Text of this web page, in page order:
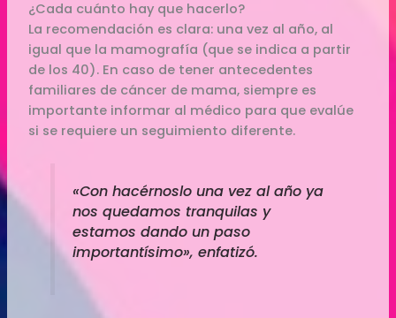
¿Cada cuánto hay que hacerlo?
La recomendación es clara: una vez al año, al
igual que la mamografía (que se indica a partir
de los 40). En caso de tener antecedentes
familiares de cáncer de mama, siempre es
importante informar al médico para que evalúe
si se requiere un seguimiento diferente.
«Con hacérnoslo una vez al año ya
nos quedamos tranquilas y
estamos dando un paso
importantísimo», enfatizó.